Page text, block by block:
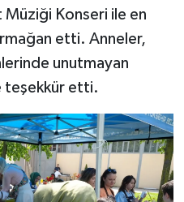
Müziği Konseri ile en
etti. Anneler,
unutmayan
teşekkür etti.